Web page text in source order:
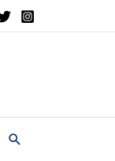
Search